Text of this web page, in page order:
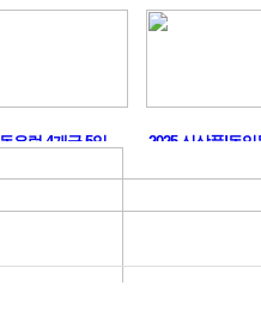
2025 신상품!독일
동유럽 4개국 5일